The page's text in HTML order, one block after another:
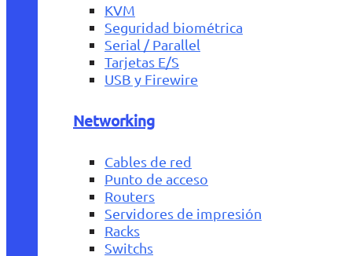
KVM
Seguridad biométrica
Serial / Parallel
Tarjetas E/S
USB y Firewire
Networking
Cables de red
Punto de acceso
Routers
Servidores de impresión
Racks
Switchs